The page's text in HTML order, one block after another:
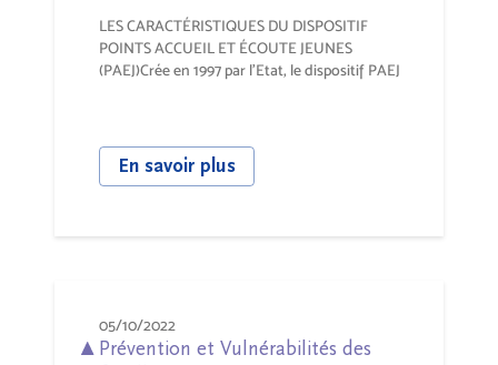
LES CARACTÉRISTIQUES DU DISPOSITIF
POINTS ACCUEIL ET ÉCOUTE JEUNES
(PAEJ)Crée en 1997 par l’Etat, le dispositif PAEJ
En savoir plus
05/10/2022
Prévention et Vulnérabilités des